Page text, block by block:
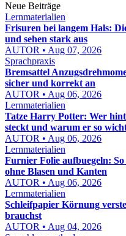
Neue Beiträge
Lernmaterialien
Frisuren bei langem Hals:
und sehen stark aus
AUTOR • Aug 07, 2026
Sprachpraxis
Bremsattel
sicher und korrekt an
AUTOR • Aug 06, 2026
Lernmaterialien
Tatze Harry Potter: Wer
steckt und warum er so
AUTOR • Aug 06, 2026
Lernmaterialien
Furnier Folie aufbuegeln:
ohne Blasen und Kanten
AUTOR • Aug 06, 2026
Lernmaterialien
Schleifpapier Körnung
brauchst
AUTOR • Aug 04, 2026